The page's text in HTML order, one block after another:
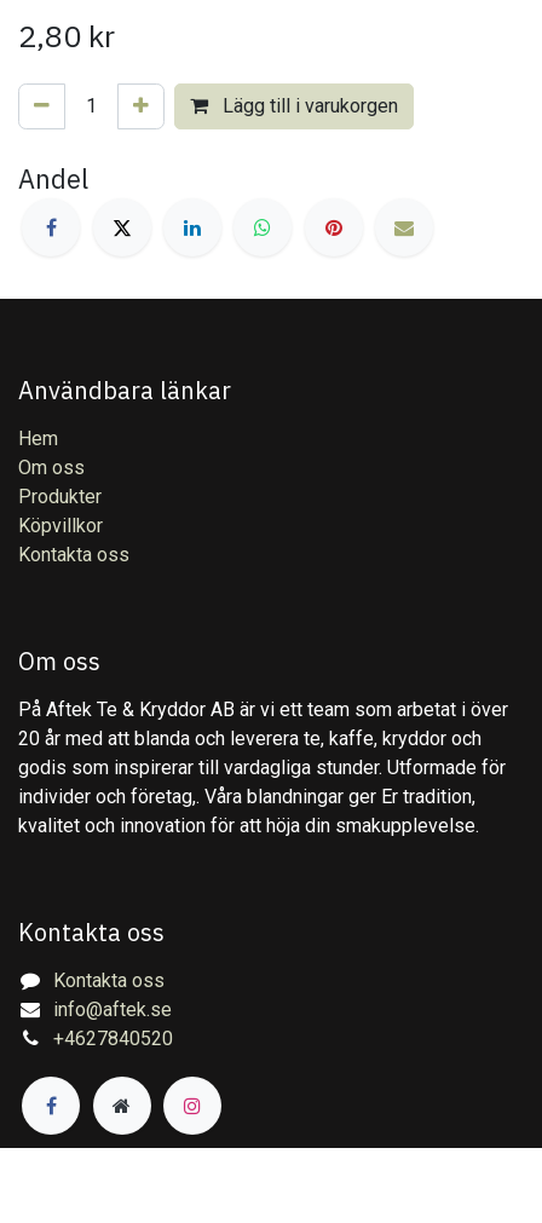
2,80 kr
Lägg till i varukorgen
Andel
Användbara länkar
Hem
Om oss
Produkter
Köpvillkor
Kontakta oss
Om oss
På Aftek Te & Kryddor AB är vi ett team som arbetat i över
20 år med att blanda och leverera te, kaffe, kryddor och
godis som inspirerar till vardagliga stunder. Utformade för
individer och företag,. Våra blandningar ger Er tradition,
kvalitet och innovation för att höja din smakupplevelse.
Kontakta oss
Kontakta oss
info@aftek.se
+4627840520